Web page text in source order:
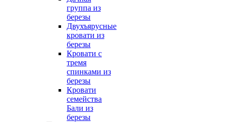
группа из
березы
Двухъярусные
кровати из
березы
Кровати с
тремя
спинками из
березы
Кровати
семейства
Бали из
березы